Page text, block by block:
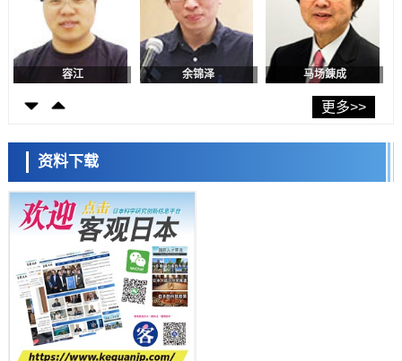
神户大学确认口服癌症疫苗B440单药给药的安全性，在转移性尿路上皮
癌患者中开展临床试验
日本发布《令和8年版科学技术与创新白皮书》，解读第七期基本计划
首年度政策方向
科学研究
东京大学发现可诱导细胞死亡的新型信使物质
东京都健康长寿医疗中心跨器官揭示衰老过程中的糖链变化
科学研究
产总研无需石油利用松脂制备石墨前驱体，可作为电池电极材料
科学研究
东京大学和海上保安厅等发现南海海槽沿线板块边界锁定状态存在区域
差异
政策
日本第2次医疗研究开发调整费，根据一线实际情况和需求分配99.3亿
日元
科学研究
千叶大学鉴定出导致难治性疾病“肺高血压症”恶化的蛋白质“MYL9/12”，
容江 余锦泽 马场錬成
日本科学未来馆 科学交
流员
更多>>
资料下载